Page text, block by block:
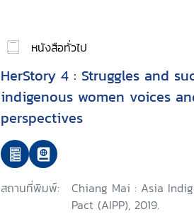
หนังสือทั่วไป
HerStory 4 : Struggles and
indigenous women voices
perspectives
สถานที่พิมพ์:
Chiang Mai : Asia
Pact (AIPP), 2019.